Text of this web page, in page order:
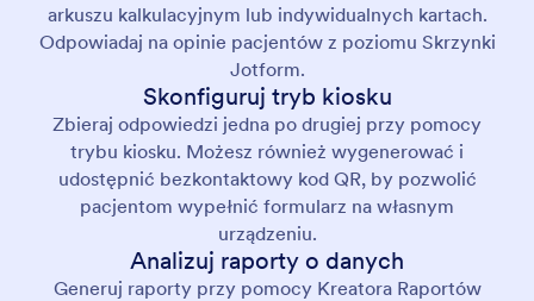
arkuszu kalkulacyjnym lub indywidualnych kartach.
Odpowiadaj na opinie pacjentów z poziomu Skrzynki
Jotform.
Skonfiguruj tryb kiosku
Zbieraj odpowiedzi jedna po drugiej przy pomocy
trybu kiosku. Możesz również wygenerować i
udostępnić bezkontaktowy kod QR, by pozwolić
pacjentom wypełnić formularz na własnym
urządzeniu.
Analizuj raporty o danych
Generuj raporty przy pomocy Kreatora Raportów